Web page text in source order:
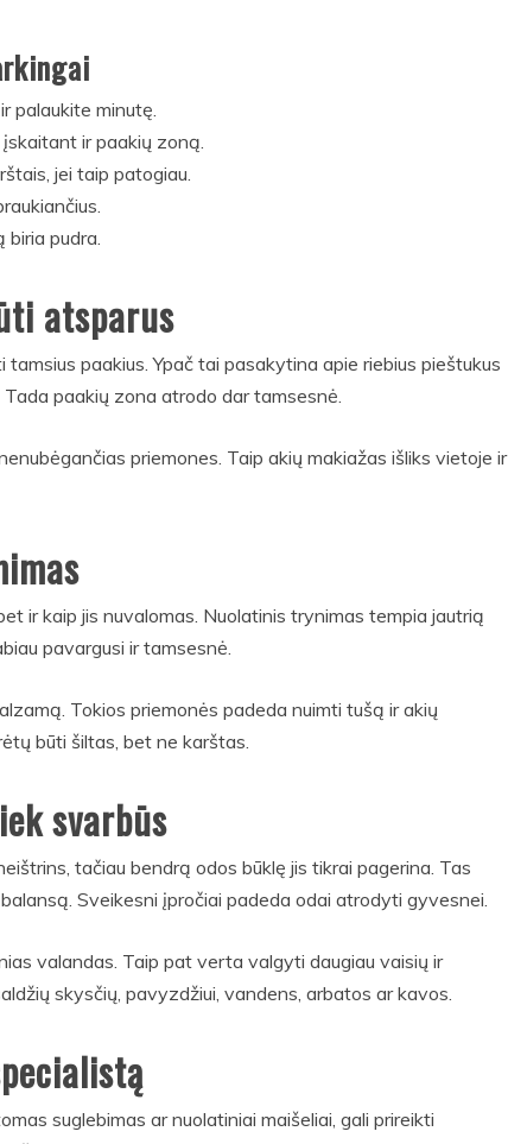
palaukite minutę.
ir paakių zoną.
jei taip patogiau.
pudra.
atsparus
paakius. Ypač tai pasakytina apie riebius pieštukus
paakių zona atrodo dar tamsesnė.
priemones. Taip akių makiažas išliks vietoje ir
ir kaip jis nuvalomas. Nuolatinis trynimas tempia jautrią
pavargusi ir tamsesnė.
Tokios priemonės padeda nuimti tušą ir akių
būti šiltas, bet ne karštas.
svarbūs
tačiau bendrą odos būklę jis tikrai pagerina. Tas
Sveikesni įpročiai padeda odai atrodyti gyvesnei.
valandas. Taip pat verta valgyti daugiau vaisių ir
skysčių, pavyzdžiui, vandens, arbatos ar kavos.
suglebimas ar nuolatiniai maišeliai, gali prireikti